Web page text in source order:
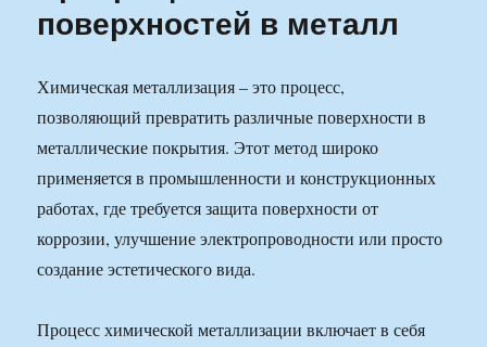
поверхностей в металл
Химическая металлизация – это процесс,
позволяющий превратить различные поверхности в
металлические покрытия. Этот метод широко
применяется в промышленности и конструкционных
работах, где требуется защита поверхности от
коррозии, улучшение электропроводности или просто
создание эстетического вида.
Процесс химической металлизации включает в себя